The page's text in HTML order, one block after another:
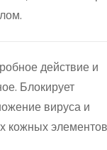
действие и
Блокирует
вируса и
кожных элементов